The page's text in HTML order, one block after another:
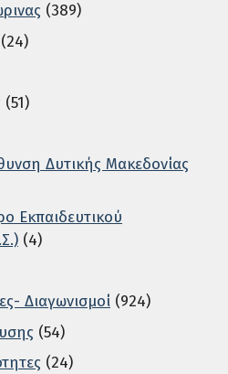
(389)
(24)
(51)
Δυτικής Μακεδονίας
Εκπαιδευτικού
(4)
Διαγωνισμοί (924)
(54)
(24)